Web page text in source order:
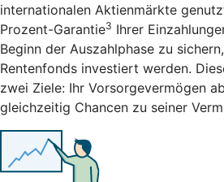
internationalen Aktienmärkte
Prozent-Garantie3 Ihrer
Beginn der Auszahlphase zu
Rentenfonds investiert werden.
zwei Ziele: Ihr Vorsorgevermögen
gleichzeitig Chancen zu seiner